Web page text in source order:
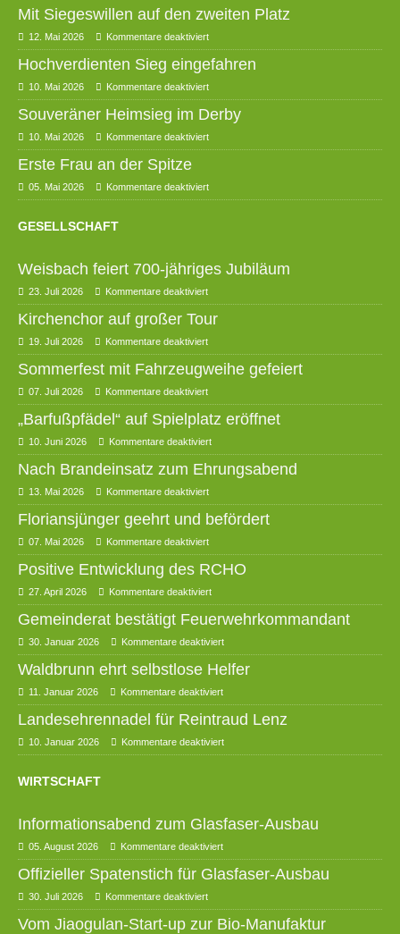
Mit Siegeswillen auf den zweiten Platz
12. Mai 2026 Kommentare deaktiviert
Hochverdienten Sieg eingefahren
10. Mai 2026 Kommentare deaktiviert
Souveräner Heimsieg im Derby
10. Mai 2026 Kommentare deaktiviert
Erste Frau an der Spitze
05. Mai 2026 Kommentare deaktiviert
GESELLSCHAFT
Weisbach feiert 700-jähriges Jubiläum
23. Juli 2026 Kommentare deaktiviert
Kirchenchor auf großer Tour
19. Juli 2026 Kommentare deaktiviert
Sommerfest mit Fahrzeugweihe gefeiert
07. Juli 2026 Kommentare deaktiviert
„Barfußpfädel“ auf Spielplatz eröffnet
10. Juni 2026 Kommentare deaktiviert
Nach Brandeinsatz zum Ehrungsabend
13. Mai 2026 Kommentare deaktiviert
Floriansjünger geehrt und befördert
07. Mai 2026 Kommentare deaktiviert
Positive Entwicklung des RCHO
27. April 2026 Kommentare deaktiviert
Gemeinderat bestätigt Feuerwehrkommandant
30. Januar 2026 Kommentare deaktiviert
Waldbrunn ehrt selbstlose Helfer
11. Januar 2026 Kommentare deaktiviert
Landesehrennadel für Reintraud Lenz
10. Januar 2026 Kommentare deaktiviert
WIRTSCHAFT
Informationsabend zum Glasfaser-Ausbau
05. August 2026 Kommentare deaktiviert
Offizieller Spatenstich für Glasfaser-Ausbau
30. Juli 2026 Kommentare deaktiviert
Vom Jiaogulan-Start-up zur Bio-Manufaktur